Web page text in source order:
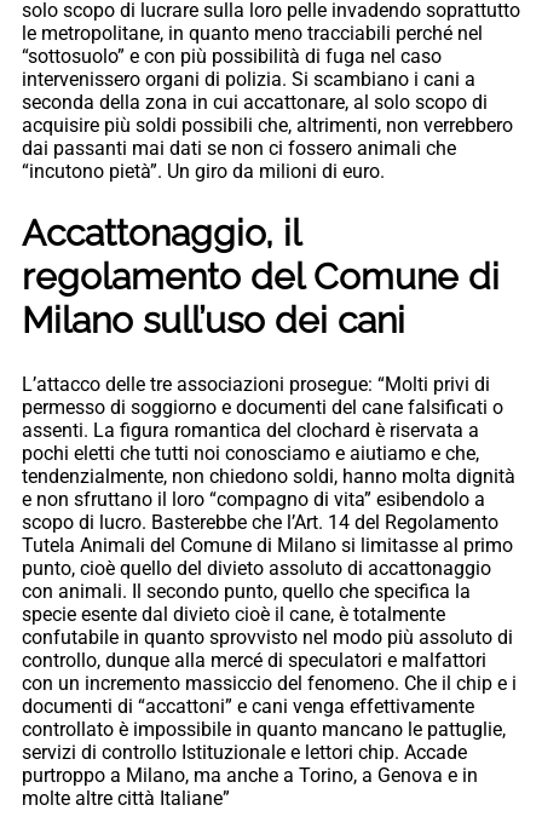
solo scopo di lucrare sulla loro pelle invadendo soprattutto
le metropolitane, in quanto meno tracciabili perché nel
“sottosuolo” e con più possibilità di fuga nel caso
intervenissero organi di polizia. Si scambiano i cani a
seconda della zona in cui accattonare, al solo scopo di
acquisire più soldi possibili che, altrimenti, non verrebbero
dai passanti mai dati se non ci fossero animali che
“incutono pietà”. Un giro da milioni di euro.
Accattonaggio, il
regolamento del Comune di
Milano sull’uso dei cani
L’attacco delle tre associazioni prosegue: “Molti privi di
permesso di soggiorno e documenti del cane falsificati o
assenti. La figura romantica del clochard è riservata a
pochi eletti che tutti noi conosciamo e aiutiamo e che,
tendenzialmente, non chiedono soldi, hanno molta dignità
e non sfruttano il loro “compagno di vita” esibendolo a
scopo di lucro. Basterebbe che l’Art. 14 del Regolamento
Tutela Animali del Comune di Milano si limitasse al primo
punto, cioè quello del divieto assoluto di accattonaggio
con animali. Il secondo punto, quello che specifica la
specie esente dal divieto cioè il cane, è totalmente
confutabile in quanto sprovvisto nel modo più assoluto di
controllo, dunque alla mercé di speculatori e malfattori
con un incremento massiccio del fenomeno. Che il chip e i
documenti di “accattoni” e cani venga effettivamente
controllato è impossibile in quanto mancano le pattuglie,
servizi di controllo Istituzionale e lettori chip. Accade
purtroppo a Milano, ma anche a Torino, a Genova e in
molte altre città Italiane”